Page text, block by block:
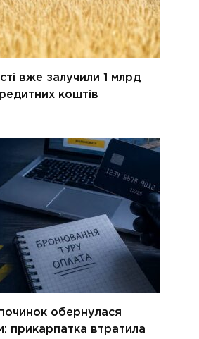
вже залучили 1 млрд
коштів
обернулася
прикарпатка втратила